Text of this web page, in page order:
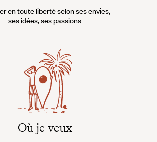
en toute liberté selon ses envies,
ses idées, ses passions
Où je veux